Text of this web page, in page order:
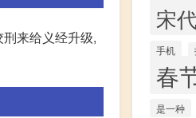
来给义经升级,
宋代
手机
春
是一种